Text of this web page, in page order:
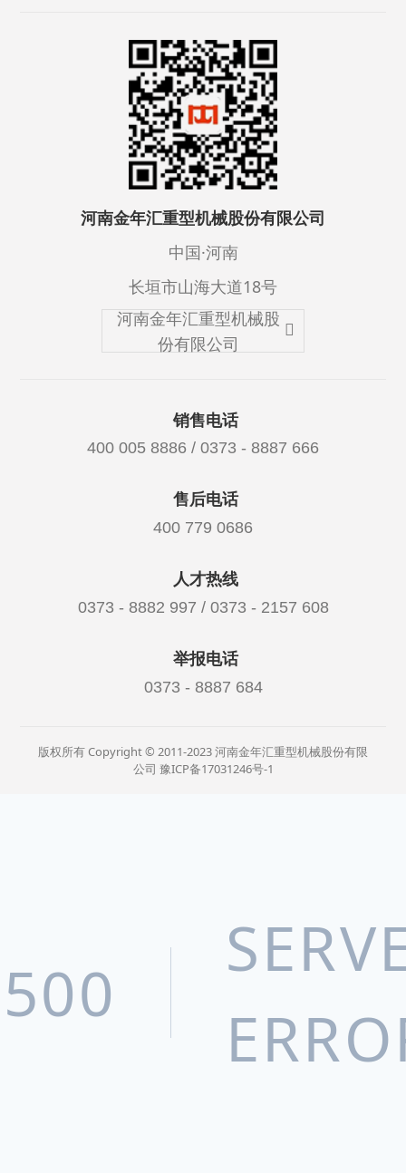
河南金年汇重型机械股份有限公司
中国·河南
长垣市山海大道18号
河南金年汇重型机械股
份有限公司
销售电话
400 005 8886 / 0373 - 8887 666
售后电话
400 779 0686
人才热线
0373 - 8882 997 / 0373 - 2157 608
举报电话
0373 - 8887 684
版权所有 Copyright © 2011-2023 河南金年汇重型机械股份有限
公司 豫ICP备17031246号-1
500